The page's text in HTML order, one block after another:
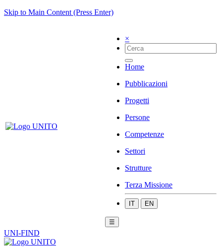
Skip to Main Content (Press Enter)
×
Home
Pubblicazioni
Progetti
Persone
Competenze
Settori
Strutture
Terza Missione
IT EN
☰
UNI-FIND